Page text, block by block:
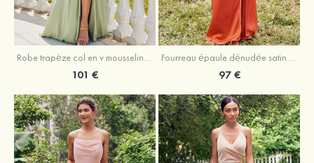
Robe trapèze col en v mousseline ras du sol robe de demoiselle d'honneur
101 €
Fourreau épaule dénudée satin extensible ras du sol robe de demoiselle d'honneur
97 €